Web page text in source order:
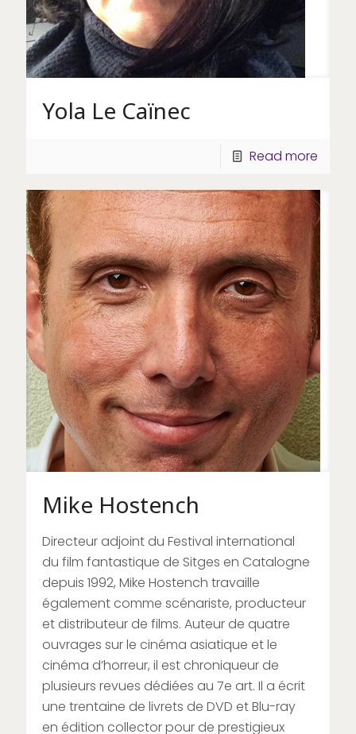
Yola Le Caïnec
Read more
Mike Hostench
Directeur adjoint du Festival international
du film fantastique de Sitges en Catalogne
depuis 1992, Mike Hostench travaille
également comme scénariste, producteur
et distributeur de films. Auteur de quatre
ouvrages sur le cinéma asiatique et le
cinéma d’horreur, il est chroniqueur de
plusieurs revues dédiées au 7e art. Il a écrit
une trentaine de livrets de DVD et Blu-ray
en édition collector pour de prestigieux